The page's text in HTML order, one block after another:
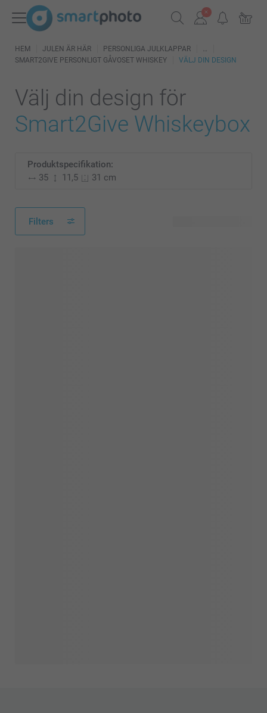
HEM JULEN ÄR HÄR
PERSONLIGA JULKLAPPAR
SMART2GIVE PERSONLIGT GÅVOSET WHISKEY
VÄLJ DIN DESIGN
Välj din design för
Smart2Give Whiskeybox
Produktspecifikation:
35
11,5 31 cm
Filters